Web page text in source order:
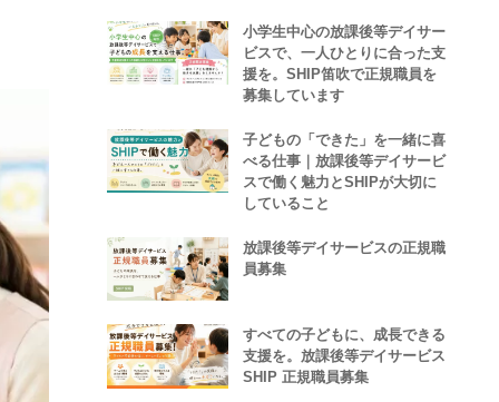
小学生中心の放課後等デイサー
ビスで、一人ひとりに合った支
援を。SHIP笛吹で正規職員を
募集しています
子どもの「できた」を一緒に喜
べる仕事｜放課後等デイサービ
スで働く魅力とSHIPが大切に
していること
放課後等デイサービスの正規職
員募集
すべての子どもに、成長できる
支援を。放課後等デイサービス
SHIP 正規職員募集